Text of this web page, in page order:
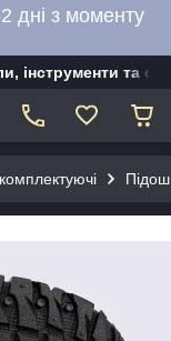
дні з моменту
та